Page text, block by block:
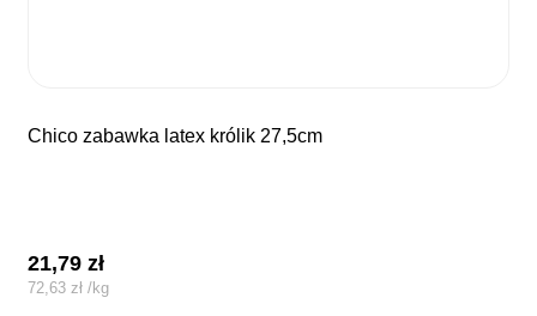
chico zabawka latex królik 27,5cm
21,79zł
72,63 zł /kg